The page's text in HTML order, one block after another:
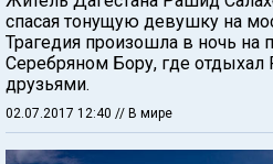
спасая тонущую девушку на
Трагедия произошла в ночь на
Серебряном Бору, где
друзьями.
02.07.2017 12:40 // В мире